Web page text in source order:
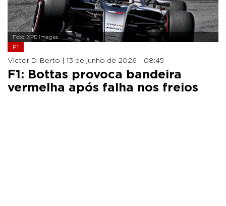
Foto: XPB Images
F1
Victor D. Berto | 13 de junho de 2026 - 08:45
F1: Bottas provoca bandeira
vermelha após falha nos freios